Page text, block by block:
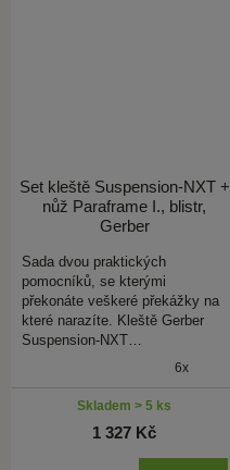
Set kleště Suspension-NXT +
nůž Paraframe I., blistr,
Gerber
Sada dvou praktických
pomocníků, se kterými
překonáte veškeré překážky na
které narazíte. Kleště Gerber
Suspension-NXT…
6x
Skladem > 5 ks
1 327 Kč